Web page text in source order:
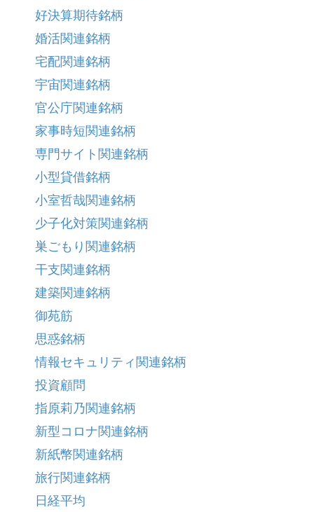
好決算期待銘柄
婚活関連銘柄
宅配関連銘柄
宇宙関連銘柄
官公庁関連銘柄
家事時短関連銘柄
専門サイト関連銘柄
小型貸借銘柄
小室哲哉関連銘柄
少子化対策関連銘柄
巣ごもり関連銘柄
干支関連銘柄
建築関連銘柄
御苑筋
思惑銘柄
情報セキュリティ関連銘柄
投資顧問
指原莉乃関連銘柄
新型コロナ関連銘柄
新紙幣関連銘柄
旅行関連銘柄
日経平均